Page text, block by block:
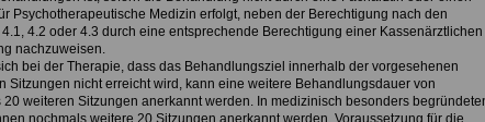
Psychotherapeutische Medizin erfolgt, neben der Berechtigung nach den
4.1, 4.2 oder 4.3 durch eine entsprechende Berechtigung einer Kassenärztlichen
nachzuweisen.
bei der Therapie, dass das Behandlungsziel innerhalb der vorgesehenen
Sitzungen nicht erreicht wird, kann eine weitere Behandlungsdauer von
20 weiteren Sitzungen anerkannt werden. In medizinisch besonders